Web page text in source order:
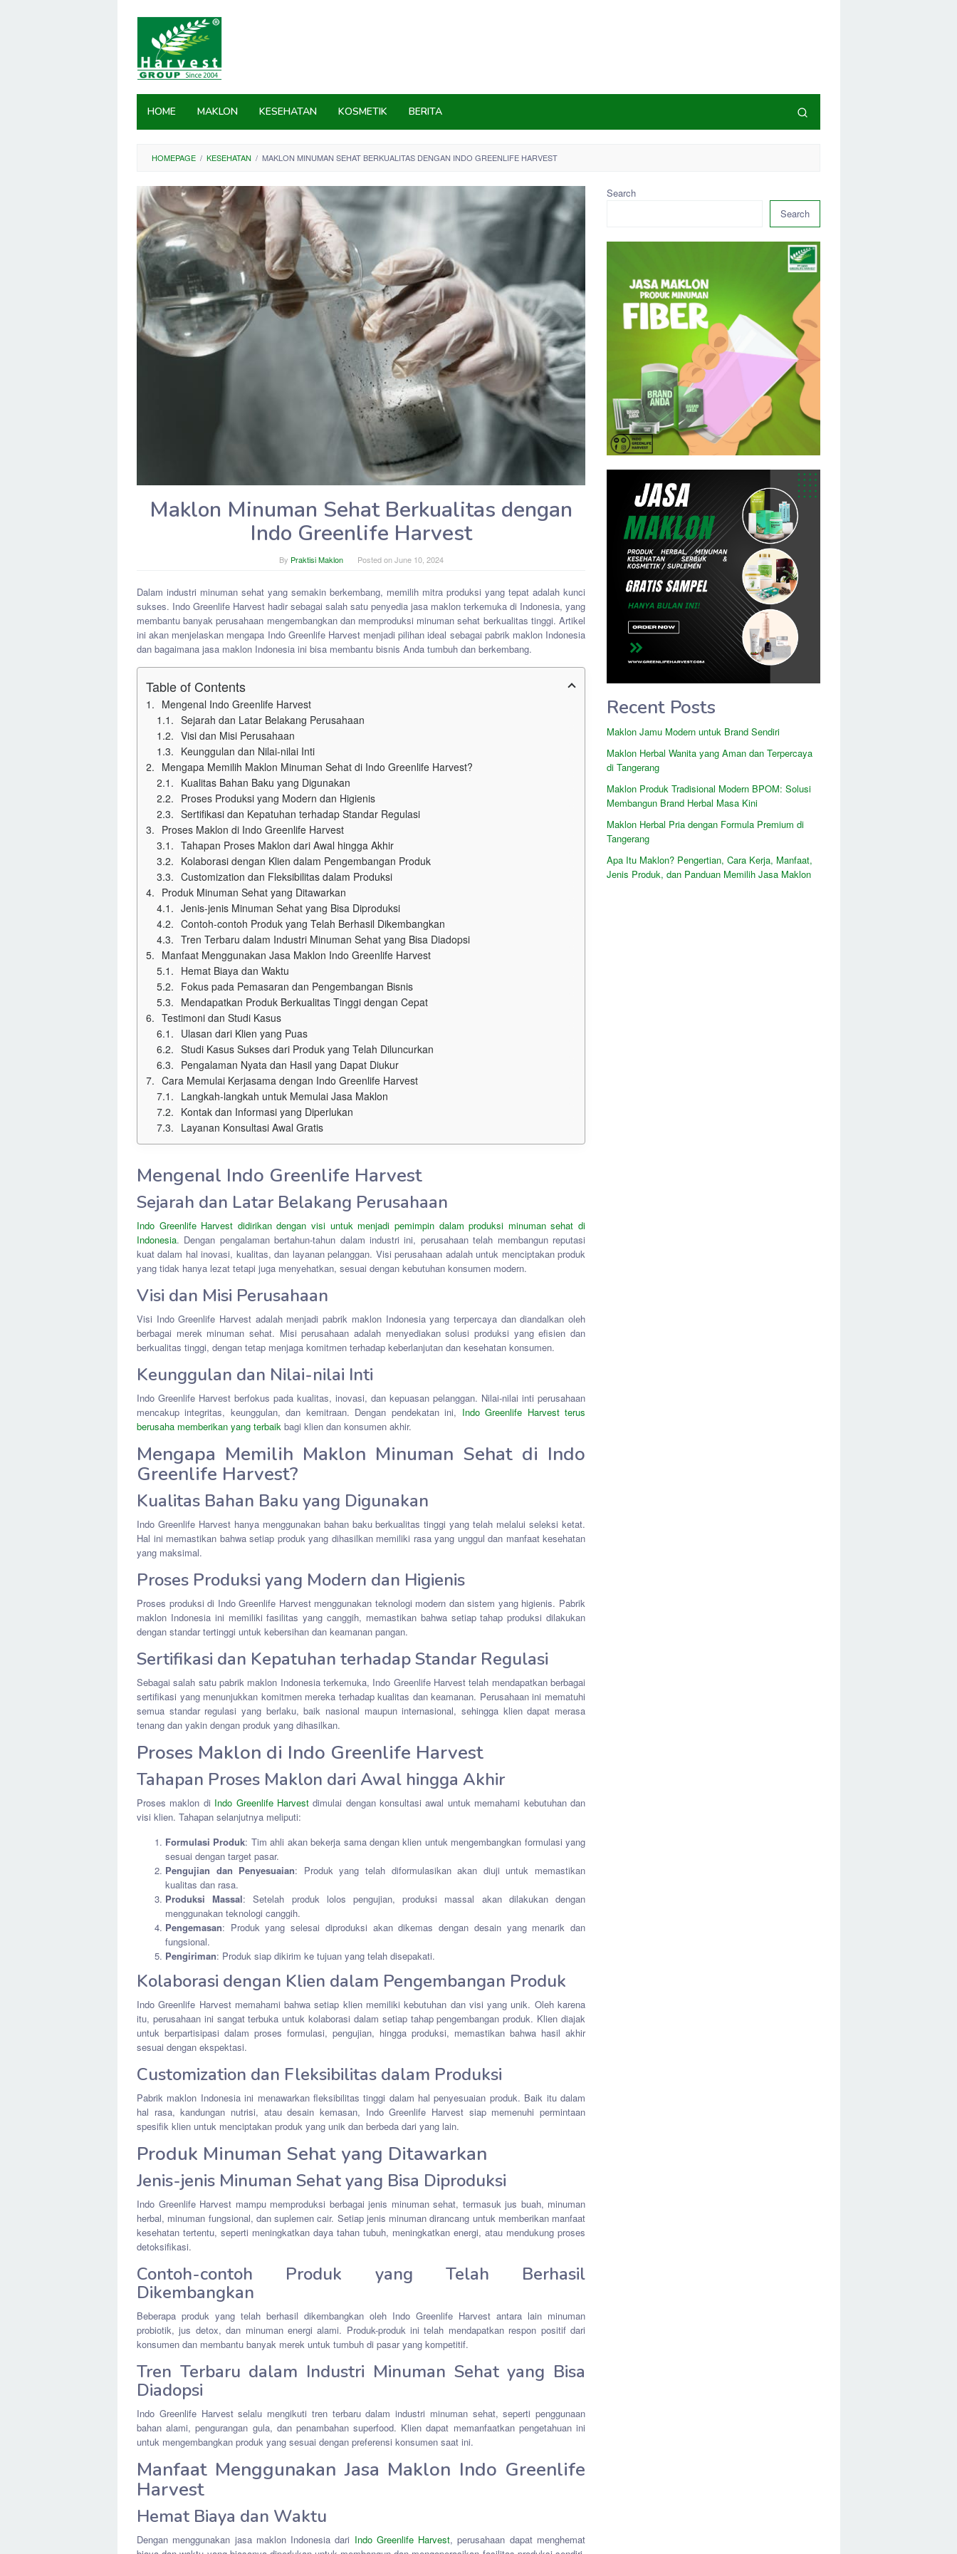
HOME MAKLON KESEHATAN KOSMETIK BERITA
HOMEPAGE / KESEHATAN / MAKLON MINUMAN SEHAT BERKUALITAS DENGAN INDO GREENLIFE HARVEST
Maklon Minuman Sehat Berkualitas dengan
Indo Greenlife Harvest
By Praktisi Maklon Posted onJune 10, 2024
Dalam industri minuman sehat yang semakin berkembang, memilih mitra produksi yang tepat adalah kunci
sukses. Indo Greenlife Harvest hadir sebagai salah satu penyedia jasa maklon terkemuka di Indonesia, yang
membantu banyak perusahaan mengembangkan dan memproduksi minuman sehat berkualitas tinggi. Artikel
ini akan menjelaskan mengapa Indo Greenlife Harvest menjadi pilihan ideal sebagai pabrik maklon Indonesia
dan bagaimana jasa maklon Indonesia ini bisa membantu bisnis Anda tumbuh dan berkembang.
Table of Contents
Mengenal Indo Greenlife Harvest
Sejarah dan Latar Belakang Perusahaan
Visi dan Misi Perusahaan
Keunggulan dan Nilai-nilai Inti
Mengapa Memilih Maklon Minuman Sehat di Indo Greenlife Harvest?
Kualitas Bahan Baku yang Digunakan
Proses Produksi yang Modern dan Higienis
Sertifikasi dan Kepatuhan terhadap Standar Regulasi
Proses Maklon di Indo Greenlife Harvest
Tahapan Proses Maklon dari Awal hingga Akhir
Kolaborasi dengan Klien dalam Pengembangan Produk
Customization dan Fleksibilitas dalam Produksi
Produk Minuman Sehat yang Ditawarkan
Jenis-jenis Minuman Sehat yang Bisa Diproduksi
Contoh-contoh Produk yang Telah Berhasil Dikembangkan
Tren Terbaru dalam Industri Minuman Sehat yang Bisa Diadopsi
Manfaat Menggunakan Jasa Maklon Indo Greenlife Harvest
Hemat Biaya dan Waktu
Fokus pada Pemasaran dan Pengembangan Bisnis
Mendapatkan Produk Berkualitas Tinggi dengan Cepat
Testimoni dan Studi Kasus
Ulasan dari Klien yang Puas
Studi Kasus Sukses dari Produk yang Telah Diluncurkan
Pengalaman Nyata dan Hasil yang Dapat Diukur
Cara Memulai Kerjasama dengan Indo Greenlife Harvest
Langkah-langkah untuk Memulai Jasa Maklon
Kontak dan Informasi yang Diperlukan
Layanan Konsultasi Awal Gratis
Mengenal Indo Greenlife Harvest
Sejarah dan Latar Belakang Perusahaan
Indo Greenlife Harvest didirikan dengan visi untuk menjadi pemimpin dalam produksi minuman sehat di
Indonesia. Dengan pengalaman bertahun-tahun dalam industri ini, perusahaan telah membangun reputasi
kuat dalam hal inovasi, kualitas, dan layanan pelanggan. Visi perusahaan adalah untuk menciptakan produk
yang tidak hanya lezat tetapi juga menyehatkan, sesuai dengan kebutuhan konsumen modern.
Visi dan Misi Perusahaan
Visi Indo Greenlife Harvest adalah menjadi pabrik maklon Indonesia yang terpercaya dan diandalkan oleh
berbagai merek minuman sehat. Misi perusahaan adalah menyediakan solusi produksi yang efisien dan
berkualitas tinggi, dengan tetap menjaga komitmen terhadap keberlanjutan dan kesehatan konsumen.
Keunggulan dan Nilai-nilai Inti
Indo Greenlife Harvest berfokus pada kualitas, inovasi, dan kepuasan pelanggan. Nilai-nilai inti perusahaan
mencakup integritas, keunggulan, dan kemitraan. Dengan pendekatan ini, Indo Greenlife Harvest terus
berusaha memberikan yang terbaik bagi klien dan konsumen akhir.
Mengapa Memilih Maklon Minuman Sehat di Indo
Greenlife Harvest?
Kualitas Bahan Baku yang Digunakan
Indo Greenlife Harvest hanya menggunakan bahan baku berkualitas tinggi yang telah melalui seleksi ketat.
Hal ini memastikan bahwa setiap produk yang dihasilkan memiliki rasa yang unggul dan manfaat kesehatan
yang maksimal.
Proses Produksi yang Modern dan Higienis
Proses produksi di Indo Greenlife Harvest menggunakan teknologi modern dan sistem yang higienis. Pabrik
maklon Indonesia ini memiliki fasilitas yang canggih, memastikan bahwa setiap tahap produksi dilakukan
dengan standar tertinggi untuk kebersihan dan keamanan pangan.
Sertifikasi dan Kepatuhan terhadap Standar Regulasi
Sebagai salah satu pabrik maklon Indonesia terkemuka, Indo Greenlife Harvest telah mendapatkan berbagai
sertifikasi yang menunjukkan komitmen mereka terhadap kualitas dan keamanan. Perusahaan ini mematuhi
semua standar regulasi yang berlaku, baik nasional maupun internasional, sehingga klien dapat merasa
tenang dan yakin dengan produk yang dihasilkan.
Proses Maklon di Indo Greenlife Harvest
Tahapan Proses Maklon dari Awal hingga Akhir
Proses maklon di Indo Greenlife Harvestdimulai dengan konsultasi awal untuk memahami kebutuhan dan
visi klien. Tahapan selanjutnya meliputi:
Formulasi Produk: Tim ahli akan bekerja sama dengan klien untuk mengembangkan formulasi yang
sesuai dengan target pasar.
Pengujian dan Penyesuaian: Produk yang telah diformulasikan akan diuji untuk memastikan
kualitas dan rasa.
Produksi Massal: Setelah produk lolos pengujian, produksi massal akan dilakukan dengan
menggunakan teknologi canggih.
Pengemasan: Produk yang selesai diproduksi akan dikemas dengan desain yang menarik dan
fungsional.
Pengiriman: Produk siap dikirim ke tujuan yang telah disepakati.
Kolaborasi dengan Klien dalam Pengembangan Produk
Indo Greenlife Harvest memahami bahwa setiap klien memiliki kebutuhan dan visi yang unik. Oleh karena
itu, perusahaan ini sangat terbuka untuk kolaborasi dalam setiap tahap pengembangan produk. Klien diajak
untuk berpartisipasi dalam proses formulasi, pengujian, hingga produksi, memastikan bahwa hasil akhir
sesuai dengan ekspektasi.
Customization dan Fleksibilitas dalam Produksi
Pabrik maklon Indonesia ini menawarkan fleksibilitas tinggi dalam hal penyesuaian produk. Baik itu dalam
hal rasa, kandungan nutrisi, atau desain kemasan, Indo Greenlife Harvest siap memenuhi permintaan
spesifik klien untuk menciptakan produk yang unik dan berbeda dari yang lain.
Produk Minuman Sehat yang Ditawarkan
Jenis-jenis Minuman Sehat yang Bisa Diproduksi
Indo Greenlife Harvest mampu memproduksi berbagai jenis minuman sehat, termasuk jus buah, minuman
herbal, minuman fungsional, dan suplemen cair. Setiap jenis minuman dirancang untuk memberikan manfaat
kesehatan tertentu, seperti meningkatkan daya tahan tubuh, meningkatkan energi, atau mendukung proses
detoksifikasi.
Contoh-contoh Produk yang Telah Berhasil
Dikembangkan
Beberapa produk yang telah berhasil dikembangkan oleh Indo Greenlife Harvest antara lain minuman
probiotik, jus detox, dan minuman energi alami. Produk-produk ini telah mendapatkan respon positif dari
konsumen dan membantu banyak merek untuk tumbuh di pasar yang kompetitif.
Tren Terbaru dalam Industri Minuman Sehat yang Bisa
Diadopsi
Indo Greenlife Harvest selalu mengikuti tren terbaru dalam industri minuman sehat, seperti penggunaan
bahan alami, pengurangan gula, dan penambahan superfood. Klien dapat memanfaatkan pengetahuan ini
untuk mengembangkan produk yang sesuai dengan preferensi konsumen saat ini.
Manfaat Menggunakan Jasa Maklon Indo Greenlife
Harvest
Hemat Biaya dan Waktu
Dengan menggunakan jasa maklon Indonesia dari Indo Greenlife Harvest, perusahaan dapat menghemat
Search
Search
Recent Posts
Maklon Jamu Modern untuk Brand Sendiri
Maklon Herbal Wanita yang Aman dan Terpercaya
di Tangerang
Maklon Produk Tradisional Modern BPOM: Solusi
Membangun Brand Herbal Masa Kini
Maklon Herbal Pria dengan Formula Premium di
Tangerang
Apa Itu Maklon? Pengertian, Cara Kerja, Manfaat,
Jenis Produk, dan Panduan Memilih Jasa Maklon